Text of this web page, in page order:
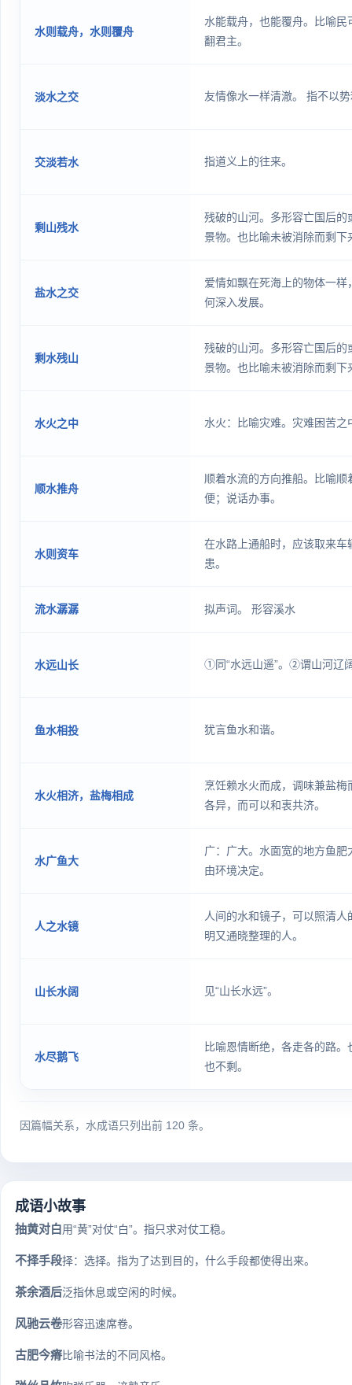
水则载舟，水则覆舟
水能载舟，也能覆舟。比喻民
翻君主。
淡水之交 友情像水一样清澈。 指不以
交淡若水 指道义上的往来。
剩山残水
残破的山河。多形容亡国后的
景物。也比喻未被消除而剩下
盐水之交
爱情如飘在死海上的物体一样
何深入发展。
剩水残山
残破的山河。多形容亡国后的
景物。也比喻未被消除而剩下
水火之中 水火：比喻灾难。灾难困苦之
顺水推舟
顺着水流的方向推船。比喻顺
便；说话办事。
水则资车
在水路上通船时，应该取来车
患。
流水潺潺 拟声词。 形容溪水
水远山长 ①同“水远山遥”。②谓山河辽
鱼水相投 犹言鱼水和谐。
水火相济，盐梅相成
烹饪赖水火而成，调味兼盐梅
各异，而可以和衷共济。
水广鱼大
广：广大。水面宽的地方鱼肥
由环境决定。
人之水镜
人间的水和镜子，可以照清
明又通晓整理的人。
山长水阔 见“山长水远”。
水尽鹅飞
比喻恩情断绝，各走各的路
也不剩。
因篇幅关系，水成语只列出前 120 条。
成语小故事
抽黄对白用“黄”对仗“白”。指只求对仗工稳。
不择手段择：选择。指为了达到目的，什么手段都使得出来。
茶余酒后泛指休息或空闲的时候。
风驰云卷形容迅速席卷。
古肥今瘠比喻书法的不同风格。